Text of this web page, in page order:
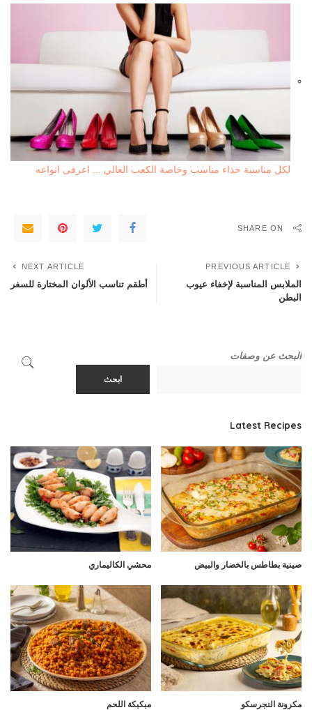
لكل مناسبة حذاء مناسب وخاصة الكعب العالي ... اعرفى انواعه
SHARE ON
PREVIOUS ARTICLE
الملابس المناسبة لإخفاء عيوب
البطن
NEXT ARTICLE
أطقم تناسب الألوان المختارة للسفر
البحث عن وصفات
ابحث
Latest Recipes
صينية بطاطس بالخضار والبيض محشي الكاليماري
مكرونة النجرسكو مبكبكة اللحم